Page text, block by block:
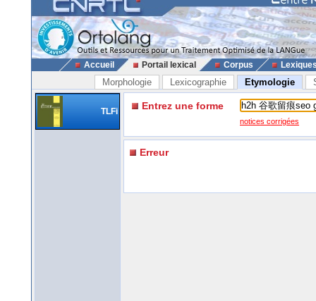
Accueil Portail lexical Corpus
Morphologie Lexicographie Etymologie
TLFi Entrez une forme
notices corrigées
Erreur